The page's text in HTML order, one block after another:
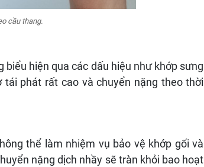
cầu thang.
hiện qua các dấu hiệu như khớp sưng
phát rất cao và chuyển nặng theo thời
thể làm nhiệm vụ bảo vệ khớp gối và
nặng dịch nhầy sẽ tràn khỏi bao hoạt